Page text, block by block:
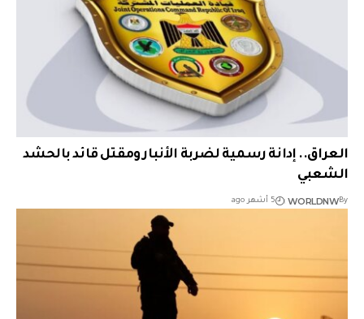
العراق.. إدانة رسمية لضربة الأنبار ومقتل قائد بالحشد
الشعبي
By
WORLDNW 5 أشهر ago